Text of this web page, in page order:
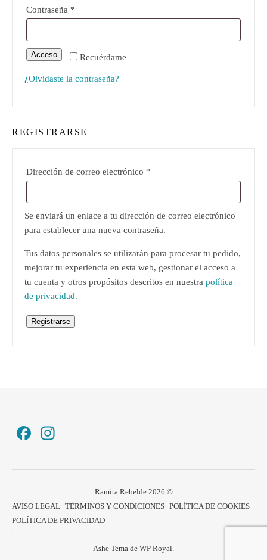
Contraseña *
Recuérdame
Acceso
¿Olvidaste la contraseña?
REGISTRARSE
Dirección de correo electrónico *
Se enviará un enlace a tu dirección de correo electrónico
para establecer una nueva contraseña.
Tus datos personales se utilizarán para procesar tu pedido,
mejorar tu experiencia en esta web, gestionar el acceso a
tu cuenta y otros propósitos descritos en nuestra política
de privacidad.
Registrarse
Facebook
Ramita Rebelde 2026 ©
AVISO LEGAL TÉRMINOS Y CONDICIONES POLÍTICA DE COOKIES
POLÍTICA DE PRIVACIDAD
Ashe Tema de WP Royal.